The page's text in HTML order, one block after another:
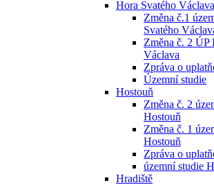
Hora Svatého Václava
Změna č.1
Svatého
Změna č. 2 ÚP
Václava
Zpráva o
Územní studie
Hostouň
Změna č. 2
Hostouň
Změna č. 1
Hostouň
Zpráva o
územní studie
Hradiště